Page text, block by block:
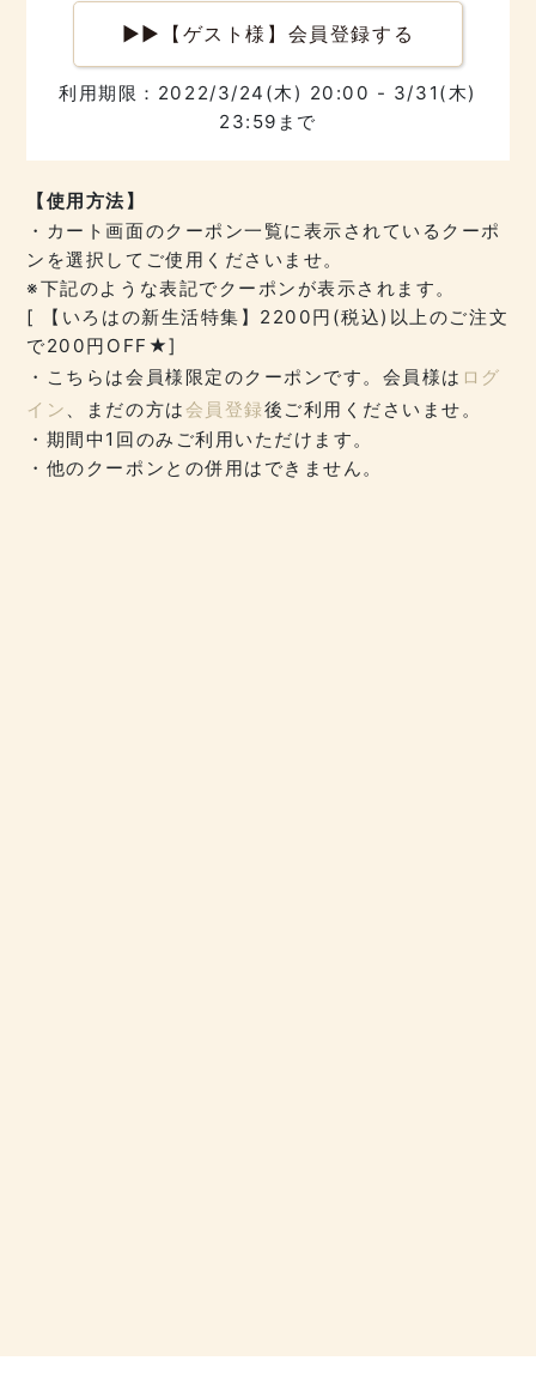
▶︎▶︎【ゲスト様】会員登録する
利用期限：2022/3/24(木) 20:00 - 3/31(木)
23:59まで
【使用方法】
・カート画面のクーポン一覧に表示されているクーポ
ンを選択してご使用くださいませ。
※下記のような表記でクーポンが表示されます。
[ 【いろはの新生活特集】2200円(税込)以上のご注文
で200円OFF★]
・こちらは会員様限定のクーポンです。会員様は ログ
イン 、まだの方は会員登録後ご利用くださいませ。
・期間中1回のみご利用いただけます。
・他のクーポンとの併用はできません。